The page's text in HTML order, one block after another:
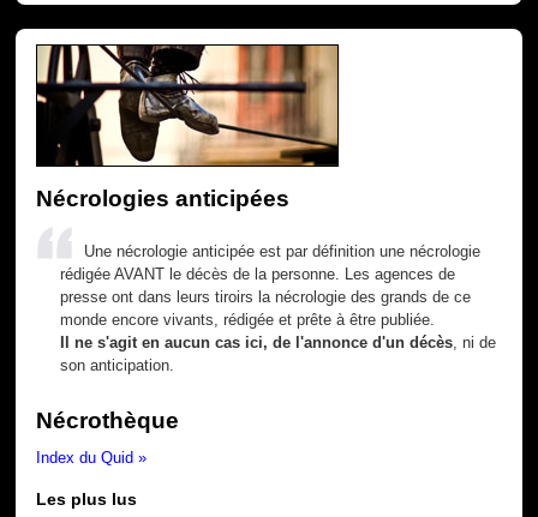
Nécrologies anticipées
Une nécrologie anticipée est par définition une nécrologie
rédigée AVANT le décès de la personne. Les agences de
presse ont dans leurs tiroirs la nécrologie des grands de ce
monde encore vivants, rédigée et prête à être publiée.
Il ne s'agit en aucun cas ici, de l'annonce d'un décès , ni de
son anticipation.
Nécrothèque
Index du Quid »
Les plus lus